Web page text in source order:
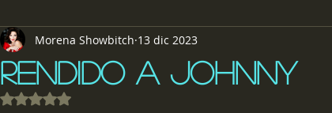
RENDIDO A JOHNNY
Morena Showbitch 13 dic 2023
Obtuvo NaN de 5 estrellas.